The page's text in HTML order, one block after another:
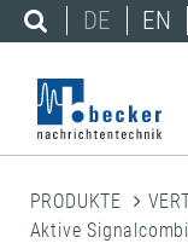
DE EN
PRODUKTE
Aktive